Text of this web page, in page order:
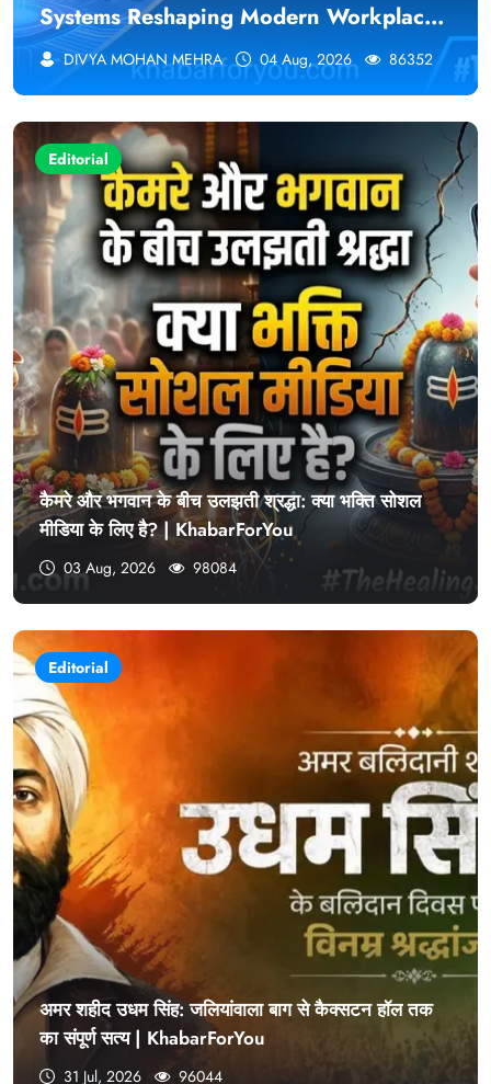
Systems Reshaping Modern Workplaces
| Khabar For You
DIVYA MOHAN MEHRA 04 Aug, 2026 86352
Editorial
कैमरे और भगवान के बीच उलझती श्रद्धा: क्या भक्ति सोशल
मीडिया के लिए है? | KhabarForYou
03 Aug, 2026 98084
Editorial
अमर शहीद उधम सिंह: जलियांवाला बाग से कैक्सटन हॉल तक
का संपूर्ण सत्य | KhabarForYou
31 Jul, 2026 96044